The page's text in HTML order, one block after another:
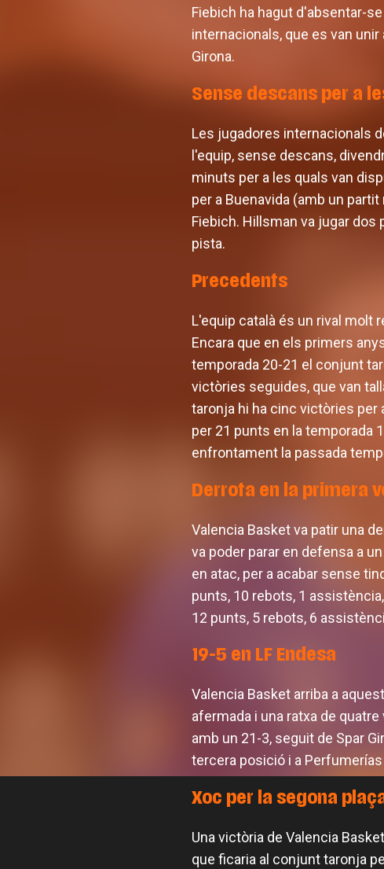
Fiebich ha hagut d'absentar-
internacionals, que es van
Girona.
Sense descans per a
Les jugadores internacionals
l'equip, sense descans,
minuts per a les quals van
per a Buenavida (amb un
Fiebich. Hillsman va jugar
pista.
Precedents
L'equip català és un rival molt
Encara que en els primers
temporada 20-21 el conjunt
victòries seguides, que van
taronja hi ha cinc victòries per
per 21 punts en la temporada
enfrontament la passada
Derrota en la primera
Valencia Basket va patir una
va poder parar en defensa a
en atac, per a acabar sense
punts, 10 rebots, 1
12 punts, 5 rebots, 6
19-5 en LF Endesa
Valencia Basket arriba a
afermada i una ratxa de
amb un 21-3, seguit de Spar
tercera posició i a
Xoc per la segona
Una victòria de Valencia
que ficaria al conjunt taronja